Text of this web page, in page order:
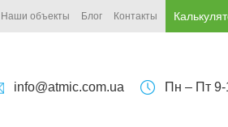
Наши объекты Блог Контакты
info@atmic.com.ua Пн – Пт 9-